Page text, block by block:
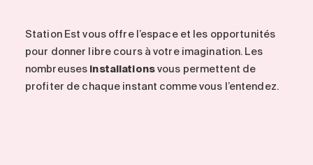
Station Est vous offre l’espace et les opportunités
pour donner libre cours à votre imagination. Les
nombreuses installationsvous permettent de
profiter de chaque instant comme vous l’entendez.